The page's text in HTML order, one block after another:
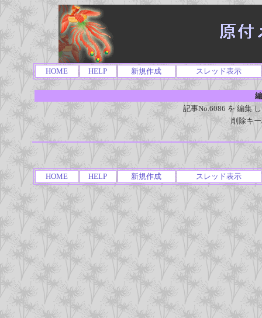
HOME HELP 新規作成 スレッド表示
記事No.6086 を 編集
削除キ
HOME HELP 新規作成 スレッド表示